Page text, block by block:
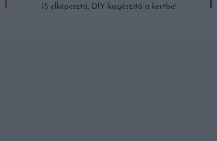
15 elképesztő, DIY kiegészítő a kertbe!